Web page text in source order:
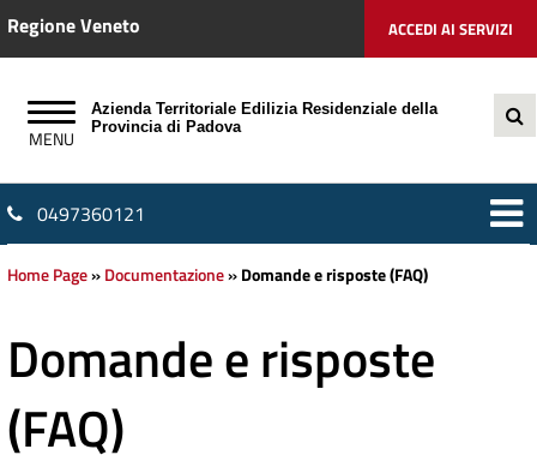
Regione Veneto ACCEDI AI SERVIZI
Azienda Territoriale Edilizia Residenziale della
Provincia di Padova
0497360121
Home Page»Documentazione»Domande e risposte (FAQ)
Domande e risposte
(FAQ)